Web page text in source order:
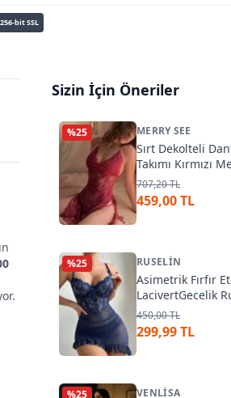
256-bit SSL
Sizin İçin Öneriler
%25 MERRY SEE
Sırt Dekolteli
Takımı Kırmızı
2215-Kırmızı
707,20 TL
459,00 TL
%25 RUSELIN
Asimetrik Fırfır
LacivertGecelik
450,00 TL
299,99 TL
%25 VENLISA